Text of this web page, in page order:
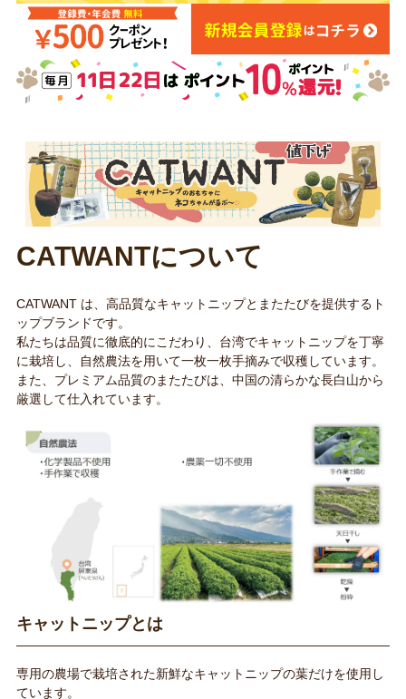
ドッグフード キャットフード
美容・ケア用品 服・おさんぽ用品
日用品（デイリー） リビング雑貨
トリマーグッズ シニアサポート
アフターサービス
商品リクエスト
お問い合わせ
CATWANTについて
CATWANT は、高品質なキャットニップとまたたびを提供するト
ップブランドです。
私たちは品質に徹底的にこだわり、台湾でキャットニップを丁寧
に栽培し、自然農法を用いて一枚一枚手摘みで収穫しています。
また、プレミアム品質のまたたびは、中国の清らかな長白山から
厳選して仕入れています。
キャットニップとは
専用の農場で栽培された新鮮なキャットニップの葉だけを使用し
ています。